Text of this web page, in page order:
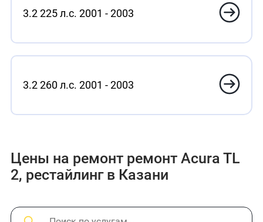
3.2 225 л.с. 2001 - 2003
3.2 260 л.с. 2001 - 2003
Цены на ремонт ремонт Acura TL
2, рестайлинг в Казани